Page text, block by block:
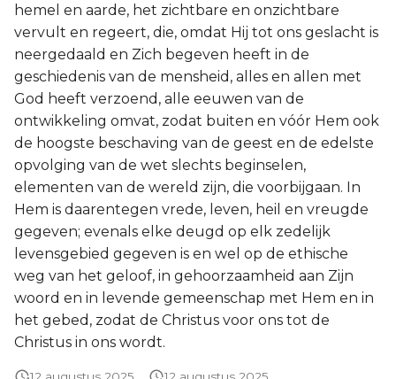
Joël
Jona
Hábakuk
hemel en aarde, het zichtbare en onzichtbare
vervult en regeert, die, omdat Hij tot ons geslacht is
neergedaald en Zich begeven heeft in de
geschiedenis van de mensheid, alles en allen met
God heeft verzoend, alle eeuwen van de
ontwikkeling omvat, zodat buiten en vóór Hem ook
de hoogste beschaving van de geest en de edelste
opvolging van de wet slechts beginselen,
elementen van de wereld zijn, die voorbijgaan. In
Hem is daarentegen vrede, leven, heil en vreugde
gegeven; evenals elke deugd op elk zedelijk
levensgebied gegeven is en wel op de ethische
weg van het geloof, in gehoorzaamheid aan Zijn
woord en in levende gemeenschap met Hem en in
het gebed, zodat de Christus voor ons tot de
Christus in ons wordt.